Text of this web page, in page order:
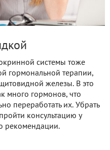
системы тоже
гормональной терапии,
железы. В это
много гормонов, что
переработать их. Убрать
консультацию у
рекомендации.